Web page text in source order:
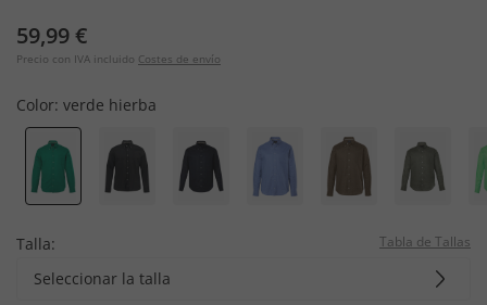
59,99 €
Precio con IVA incluido Costes de envío
Color: verde hierba
Talla: Tabla de Tallas
Seleccionar la talla